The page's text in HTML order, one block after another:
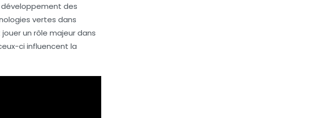
des
vertes dans
un rôle majeur dans
ci influencent la